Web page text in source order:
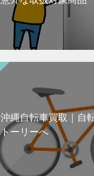
沖縄自転車買取｜自
トーリーへ